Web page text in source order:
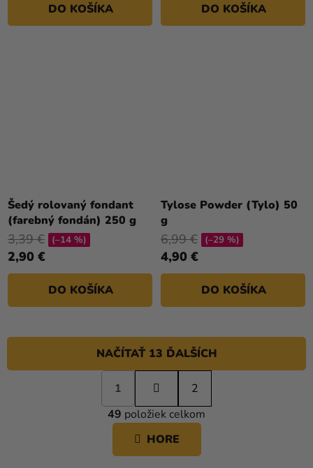
DO KOŠÍKA DO KOŠÍKA
Šedý rolovaný fondant
(farebný fondán) 250 g
2,90 €
3,39 € (–14 %)
DO KOŠÍKA
Tylose Powder (Tylo) 50
g
4,90 €
6,99 € (–29 %)
DO KOŠÍKA
O
V
L
Á
NAČÍTAŤ 13 ĎALŠÍCH
S
t
r
á
k
o
1
2
49 položiek celkom
HORE